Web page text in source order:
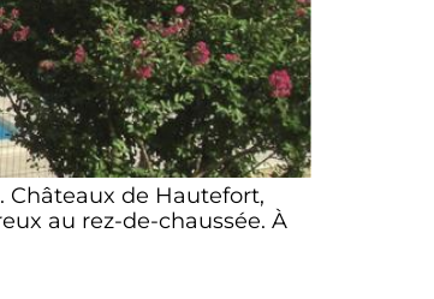
Châteaux de Hautefort,
au rez-de-chaussée. À